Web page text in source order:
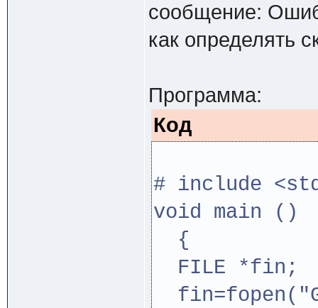
сообщение:
как определять
Программа:
Код
# include
void main ()
{
FILE *fin;